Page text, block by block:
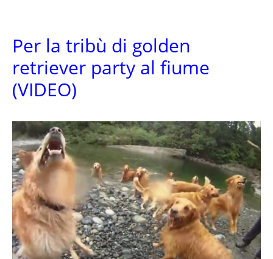
Per la tribù di golden
retriever party al fiume
(VIDEO)